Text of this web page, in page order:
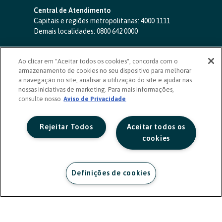
Central de Atendimento
Capitais e regiões metropolitanas: 4000 1111
Demais localidades: 0800 642 0000
SAC 24 horas-0800 724 4420
Ouvidoria
0800 725 0996
(de segunda a sexta, das 8h às 20h)
ouvidoriasicoob.com.br
Deficientes auditivos ou de fala
Ao clicar em "Aceitar todos os cookies", concorda com o
armazenamento de cookies no seu dispositivo para melhorar
a navegação no site, analisar a utilização do site e ajudar nas
nossas iniciativas de marketing. Para mais informações,
consulte nosso Aviso de Privacidade
Aceitar todos os
cookies
Rejeitar Todos
Definições de cookies